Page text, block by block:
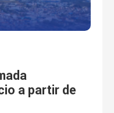
a partir de